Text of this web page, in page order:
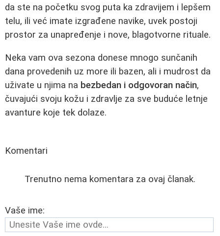
da ste na početku svog puta ka zdravijem i lepšem
telu, ili već imate izgrađene navike, uvek postoji
prostor za unapređenje i nove, blagotvorne rituale.
Neka vam ova sezona donese mnogo sunčanih
dana provedenih uz more ili bazen, ali i mudrost da
uživate u njima na bezbedan i odgovoran način,
čuvajući svoju kožu i zdravlje za sve buduće letnje
avanture koje tek dolaze.
Komentari
Trenutno nema komentara za ovaj članak.
Vaše ime: